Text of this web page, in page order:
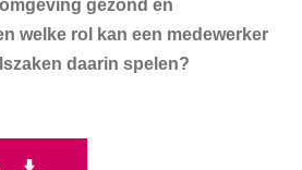
gezond en
welke rol kan een medewerker
daarin spelen?